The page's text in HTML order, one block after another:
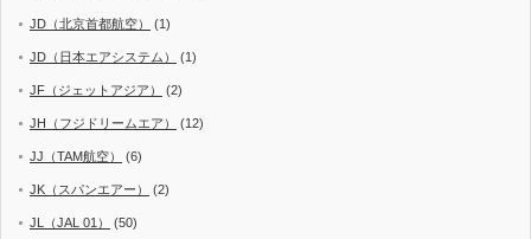
JD（北京首都航空） (1)
JD（日本エアシステム） (1)
JF（ジェットアジア） (2)
JH（フジドリームエア） (12)
JJ（TAM航空） (6)
JK（スパンエアー） (2)
JL（JAL 01） (50)